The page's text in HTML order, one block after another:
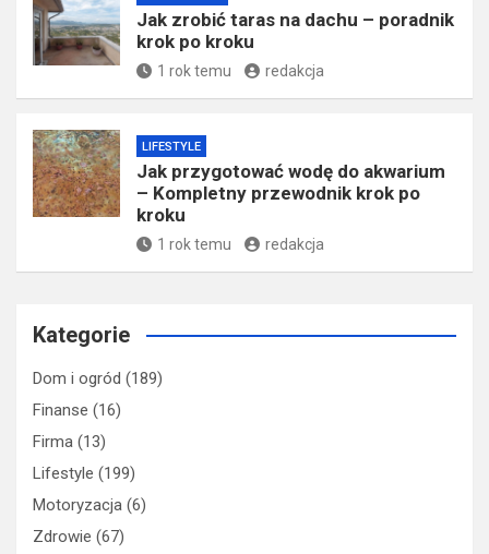
Jak zrobić taras na dachu – poradnik
krok po kroku
1 rok temu redakcja
LIFESTYLE
Jak przygotować wodę do akwarium
– Kompletny przewodnik krok po
kroku
1 rok temu redakcja
Kategorie
Dom i ogród (189)
Finanse (16)
Firma (13)
Lifestyle (199)
Motoryzacja (6)
Zdrowie (67)